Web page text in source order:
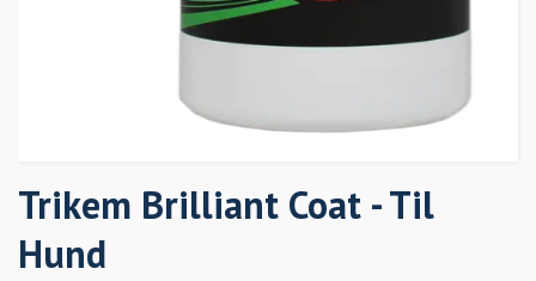
Trikem Brilliant Coat - Til
Hund